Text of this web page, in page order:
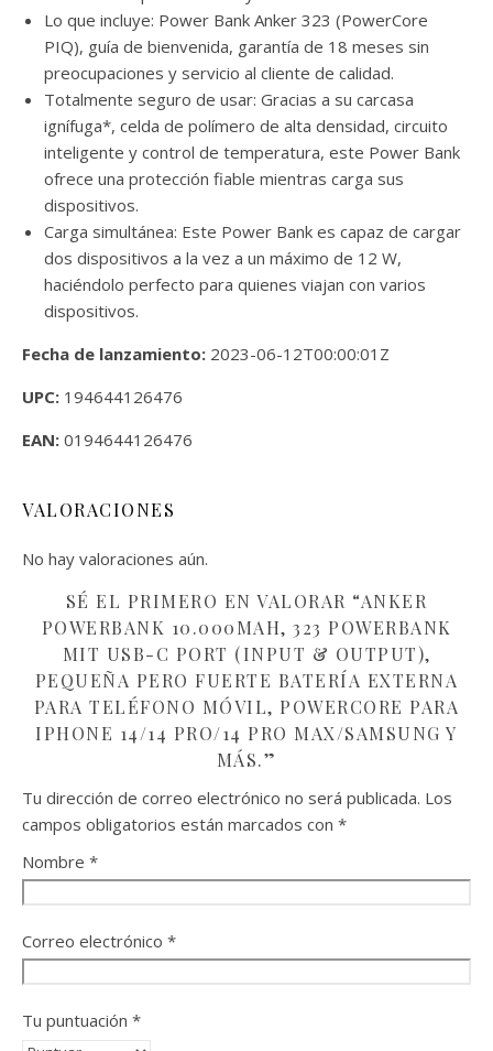
Lo que incluye: Power Bank Anker 323 (PowerCore
PIQ), guía de bienvenida, garantía de 18 meses sin
preocupaciones y servicio al cliente de calidad.
Totalmente seguro de usar: Gracias a su carcasa
ignífuga*, celda de polímero de alta densidad, circuito
inteligente y control de temperatura, este Power Bank
ofrece una protección fiable mientras carga sus
dispositivos.
Carga simultánea: Este Power Bank es capaz de cargar
dos dispositivos a la vez a un máximo de 12 W,
haciéndolo perfecto para quienes viajan con varios
dispositivos.
Fecha de lanzamiento: 2023-06-12T00:00:01Z
UPC: 194644126476
EAN: 0194644126476
VALORACIONES
No hay valoraciones aún.
SÉ EL PRIMERO EN VALORAR “ANKER
POWERBANK 10.000MAH, 323 POWERBANK
MIT USB-C PORT (INPUT & OUTPUT),
PEQUEÑA PERO FUERTE BATERÍA EXTERNA
PARA TELÉFONO MÓVIL, POWERCORE PARA
IPHONE 14/14 PRO/14 PRO MAX/SAMSUNG Y
MÁS.”
Tu dirección de correo electrónico no será publicada. Los
campos obligatorios están marcados con *
Nombre *
Correo electrónico *
Tu puntuación *